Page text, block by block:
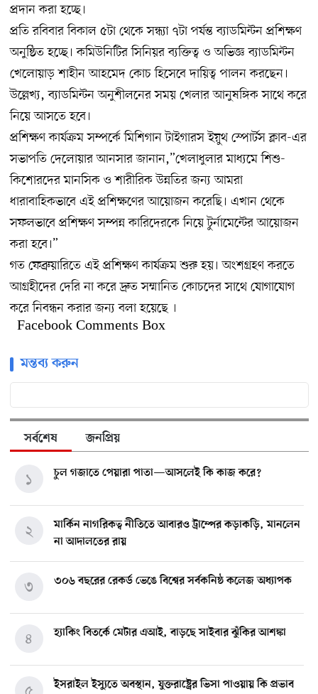
প্রদান করা হচ্ছে।
প্রতি রবিবার বিকাল ৫টা থেকে সন্ধ্যা ৭টা পর্যন্ত ব্যাডমিন্টন প্রশিক্ষণ
অনুষ্ঠিত হচ্ছে। কমিউনিটির সিনিয়র ব্যক্তিত্ব ও অভিজ্ঞ ব্যাডমিন্টন
খেলোয়াড় শাহীন আহমেদ কোচ হিসেবে দায়িত্ব পালন করছেন।
উল্লেখ্য, ব্যাডমিন্টন অনুশীলনের সময় খেলার আনুষঙ্গিক সাথে করে
নিয়ে আসতে হবে।
প্রশিক্ষণ কার্যক্রম সম্পর্কে মিশিগান টাইগারস ইয়ুথ স্পোর্টস ক্লাব-এর
সভাপতি দেলোয়ার আনসার জানান,”খেলাধুলার মাধ্যমে শিশু-
কিশোরদের মানসিক ও শারীরিক উন্নতির জন্য আমরা
ধারাবাহিকভাবে এই প্রশিক্ষণের আয়োজন করেছি। এখান থেকে
সফলভাবে প্রশিক্ষণ সম্পন্ন কারিদেরকে নিয়ে টুর্নামেন্টের আয়োজন
করা হবে।”
গত ফেব্রুয়ারিতে এই প্রশিক্ষণ কার্যক্রম শুরু হয়। অংশগ্রহণ করতে
আগ্রহীদের দেরি না করে দ্রুত সম্মানিত কোচদের সাথে যোগাযোগ
করে নিবন্ধন করার জন্য বলা হয়েছে ।
Facebook Comments Box
মন্তব্য করুন
সর্বশেষ জনপ্রিয়
চুল গজাতে পেয়ারা পাতা—আসলেই কি কাজ করে?
১
মার্কিন নাগরিকত্ব নীতিতে আবারও ট্রাম্পের কড়াকড়ি, মানলেন
না আদালতের রায়
২
৩০৬ বছরের রেকর্ড ভেঙে বিশ্বের সর্বকনিষ্ঠ কলেজ অধ্যাপক
৩
হ্যাকিং বিতর্কে মেটার এআই, বাড়ছে সাইবার ঝুঁকির আশঙ্কা
৪
ইসরাইল ইস্যুতে অবস্থান, যুক্তরাষ্ট্রের ভিসা পাওয়ায় কি প্রভাব